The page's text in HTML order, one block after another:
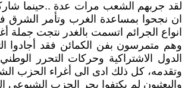
انواع الجرائم اتسمت بالغدر نتجت جملة
وهم متمرسون بفن الكمائن فقد أجادوا
الدول الاشتراكية وحركات التحرر
وتقدمه، كل ذلك ادى الى أغراء الحزب
والبعثيون لم يكتفوا بجر الحزب الشيوعي